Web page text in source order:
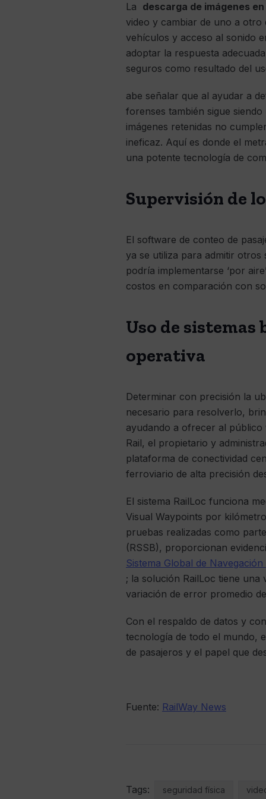
La descarga de imágenes
video y cambiar de uno a otro
vehículos y acceso al sonido
adoptar la respuesta
seguros como resultado del
abe señalar que al ayudar a
forenses también sigue
imágenes retenidas no
ineficaz. Aquí es donde el
una potente tecnología de
Supervisión de
El software de conteo de
ya se utiliza para admitir otros
podría implementarse ‘por
costos en comparación con
Uso de sistemas
operativa
Determinar con precisión la
necesario para resolverlo,
ayudando a ofrecer al
Rail, el propietario y
plataforma de conectividad
ferroviario de alta precisión
El sistema RailLoc funciona
Visual Waypoints por
pruebas realizadas como
(RSSB), proporcionan
Sistema Global de
; la solución RailLoc tiene una
variación de error promedio
Con el respaldo de datos y
tecnología de todo el mundo,
de pasajeros y el papel que
Fuente: RailWay News
Tags: seguridad física